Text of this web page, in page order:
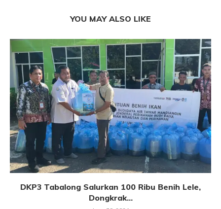
YOU MAY ALSO LIKE
DKP3 Tabalong Salurkan 100 Ribu Benih Lele,
Dongkrak...